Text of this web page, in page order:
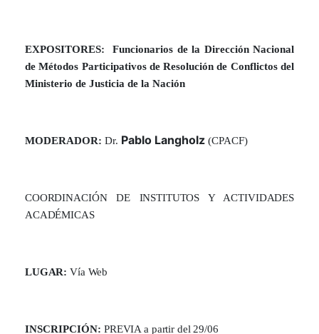
EXPOSITORES:
Funcionarios de la Dirección Nacional
de Métodos Participativos de Resolución de Conflictos del
Ministerio de Justicia de la Nación
MODERADOR: Dr. Pablo Langholz (CPACF)
COORDINACIÓN DE INSTITUTOS Y ACTIVIDADES
ACADÉMICAS
LUGAR:Vía Web
INSCRIPCIÓN: PREVIA a partir del 29/06